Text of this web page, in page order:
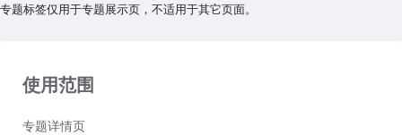
专题标签仅用于专题展示页，不适用于其它页面。
使用范围
专题详情页